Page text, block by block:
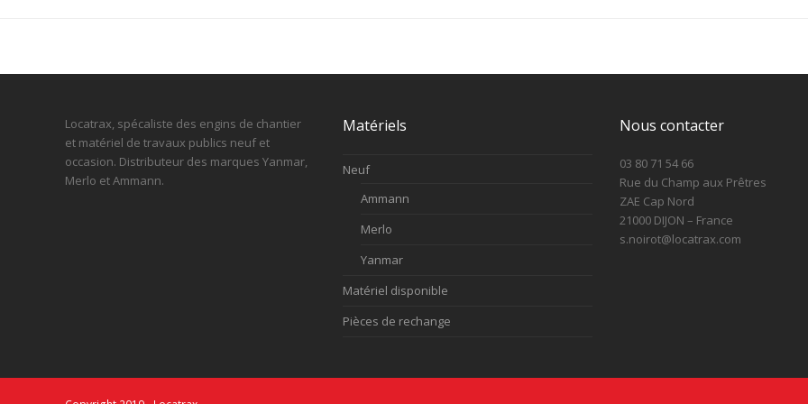
Locatrax, spécaliste des engins de chantier
et matériel de travaux publics neuf et
occasion. Distributeur des marques Yanmar,
Merlo et Ammann.
Matériels
Neuf
Ammann
Merlo
Yanmar
Matériel disponible
Pièces de rechange
Nous contacter
03 80 71 54 66
Rue du Champ aux Prêtres
ZAE Cap Nord
21000 DIJON – France
s.noirot@locatrax.com